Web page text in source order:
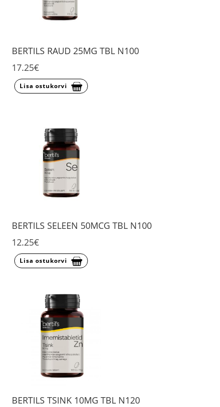
BERTILS RAUD 25MG TBL N100
17.25€
Lisa ostukorvi
BERTILS SELEEN 50MCG TBL N100
12.25€
Lisa ostukorvi
BERTILS TSINK 10MG TBL N120